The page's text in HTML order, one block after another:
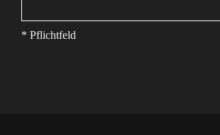
* Pflichtfeld